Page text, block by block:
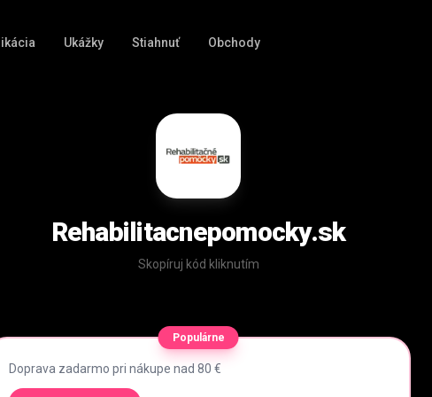
Ukážky Stiahnuť Obchody
Rehabilitacnepomocky.sk
Skopíruj kód kliknutím
Populárne
Doprava zadarmo pri nákupe nad 80 €